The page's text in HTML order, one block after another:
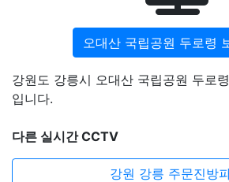
오대산 국립공원 두로령
강원도 강릉시 오대산 국립공원 두로
입니다.
다른 실시간 CCTV
강원 강릉 주문진방